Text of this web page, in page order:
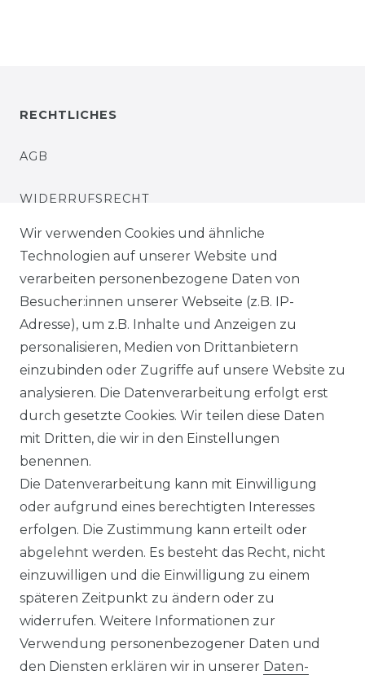
RECHTLICHES
AGB
WIDERRUFSRECHT
IMPRESSUM
DATENSCHUTZERKLÄRUNG
SERVICE
KONTAKT
WIDERRUFSFORMULAR
UNTERNEHMEN
ÜBER UNS
FAQ
BLOG
Wir verwenden Cookies und ähnliche
Technologien auf unserer Website und
verarbeiten personenbezogene Daten von
Besucher:innen unserer Webseite (z.B. IP-
Adresse), um z.B. Inhalte und Anzeigen zu
personalisieren, Medien von Drittanbietern
einzubinden oder Zugriffe auf unsere Website zu
analysieren. Die Datenverarbeitung erfolgt erst
durch gesetzte Cookies. Wir teilen diese Daten
mit Dritten, die wir in den Einstellungen
benennen.
Die Datenverarbeitung kann mit Einwilligung
oder aufgrund eines berechtigten Interesses
erfolgen. Die Zustimmung kann erteilt oder
abgelehnt werden. Es besteht das Recht, nicht
einzuwilligen und die Einwilligung zu einem
späteren Zeitpunkt zu ändern oder zu
widerrufen. Weitere Informationen zur
Verwendung personenbezogener Daten und
den Diensten erklären wir in unserer Daten­